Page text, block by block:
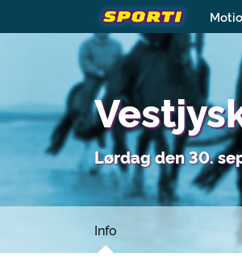
Lørdag den 30.
Info